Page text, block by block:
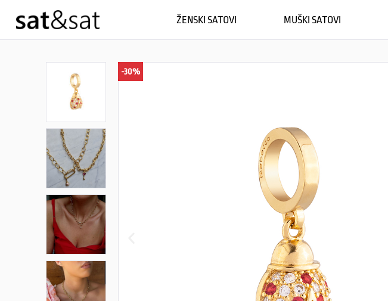
ŽENSKI SATOVI MUŠKI SATOVI
-30%